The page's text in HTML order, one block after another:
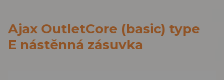
Ajax OutletCore (basic) type
E nástěnná zásuvka